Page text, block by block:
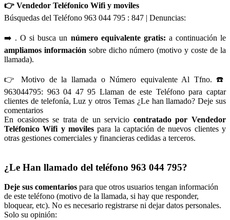
👉 Vendedor Teléfonico Wifi y moviles
Búsquedas del Teléfono 963 044 795 : 847 | Denuncias:
➡️ . O si busca un número equivalente gratis: a continuación le
ampliamos información sobre dicho número (motivo y coste de la
llamada).
👉 Motivo de la llamada o Número equivalente Al Tfno. ☎️
963044795: 963 04 47 95 Llaman de este Teléfono para captar
clientes de telefonía, Luz y otros Temas ¿Le han llamado? Deje sus
comentarios
En ocasiones se trata de un servicio contratado por Vendedor
Teléfonico Wifi y movilespara la captación de nuevos clientes y
otras gestiones comerciales y financieras cedidas a terceros.
¿Le Han llamado del teléfono 963 044 795?
Deje sus comentarios para que otros usuarios tengan información
de este teléfono (motivo de la llamada, si hay que responder,
bloquear, etc). No es necesario registrarse ni dejar datos personales.
Solo su opinión: